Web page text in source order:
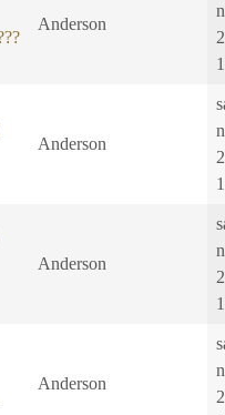
Anderson
Anderson
Anderson
Anderson